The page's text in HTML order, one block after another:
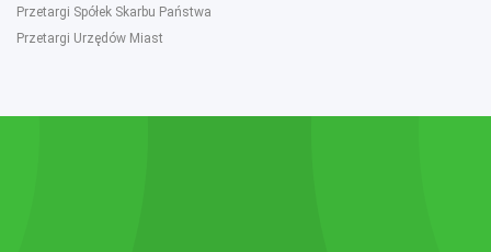
Przetargi Spółek Skarbu Państwa
Przetargi Urzędów Miast